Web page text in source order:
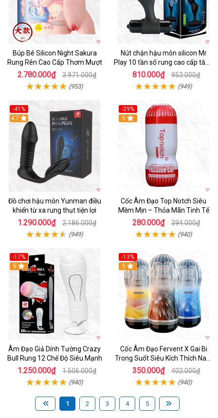
Búp Bê Silicon Night Sakura
Rung Rên Cao Cấp Thơm Mượt
2.780.000₫ 3.971.000₫
(953)
Nút chặn hậu môn silicon Mr
Play 10 tần số rung cao cấp tăng
khoái cảm
810.000₫ 953.000₫
(949)
-41%
Hot
4.7
Đồ chơi hậu môn Yunman điều
khiển từ xa rung thụt tiện lợi
1.290.000₫ 2.186.000₫
(949)
-29%
5
Cốc Âm Đạo Top Notch Siêu
Mềm Mịn – Thỏa Mãn Tinh Tế
280.000₫ 394.000₫
(940)
-17%
5
Âm Đạo Giả Dính Tường Crazy
Bull Rung 12 Chế Độ Siêu Mạnh
1.250.000₫ 1.506.000₫
(940)
-13%
Hot
5
Cốc Âm Đạo Fervent X Gai Bi
Trong Suốt Siêu Kích Thích Nam
Giới
350.000₫ 402.000₫
(940)
1 2 3 4 5